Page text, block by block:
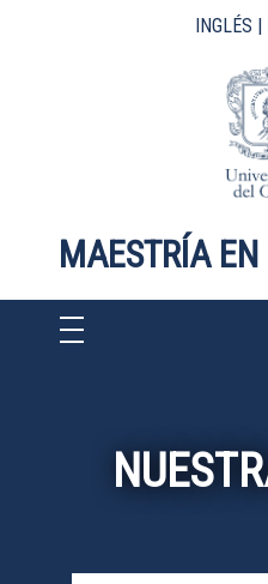
Pasar al contenido principal
INGLÉS |
MAESTRÍA